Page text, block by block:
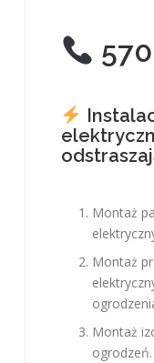
Montaż
Montaż
Montaż
ogrodzeń.